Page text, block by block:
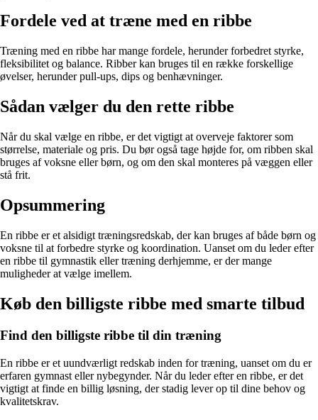
Fordele ved at træne med en ribbe
Træning med en ribbe har mange fordele, herunder forbedret styrke,
fleksibilitet og balance. Ribber kan bruges til en række forskellige
øvelser, herunder pull-ups, dips og benhævninger.
Sådan vælger du den rette ribbe
Når du skal vælge en ribbe, er det vigtigt at overveje faktorer som
størrelse, materiale og pris. Du bør også tage højde for, om ribben skal
bruges af voksne eller børn, og om den skal monteres på væggen eller
stå frit.
Opsummering
En ribbe er et alsidigt træningsredskab, der kan bruges af både børn og
voksne til at forbedre styrke og koordination. Uanset om du leder efter
en ribbe til gymnastik eller træning derhjemme, er der mange
muligheder at vælge imellem.
Køb den billigste ribbe med smarte tilbud
Find den billigste ribbe til din træning
En ribbe er et uundværligt redskab inden for træning, uanset om du er
erfaren gymnast eller nybegynder. Når du leder efter en ribbe, er det
vigtigt at finde en billig løsning, der stadig lever op til dine behov og
kvalitetskrav.